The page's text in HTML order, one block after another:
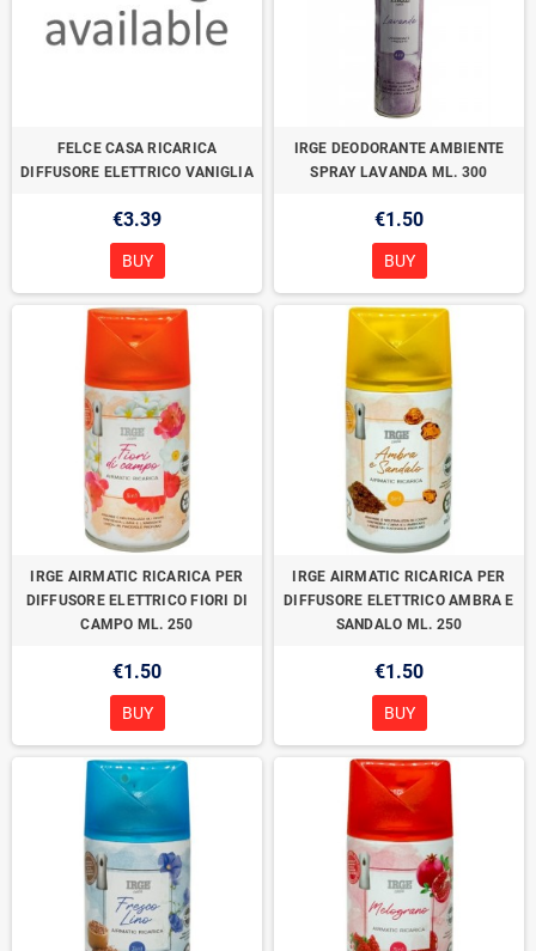
FELCE CASA RICARICA
DIFFUSORE ELETTRICO VANIGLIA
€3.39
BUY
IRGE DEODORANTE AMBIENTE
SPRAY LAVANDA ML. 300
€1.50
BUY
IRGE AIRMATIC RICARICA PER
DIFFUSORE ELETTRICO FIORI DI
CAMPO ML. 250
€1.50
BUY
IRGE AIRMATIC RICARICA PER
DIFFUSORE ELETTRICO AMBRA E
SANDALO ML. 250
€1.50
BUY